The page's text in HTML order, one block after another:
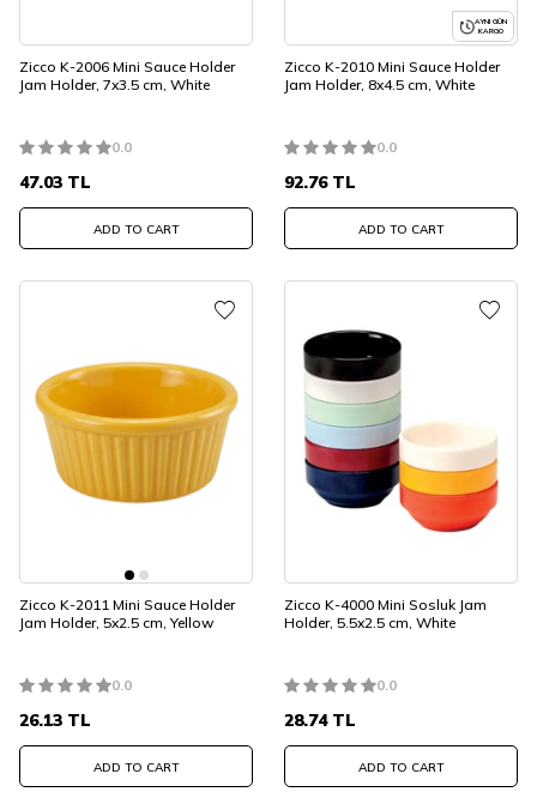
Zicco K-2006 Mini Sauce Holder
Jam Holder, 7x3.5 cm, White
0.0
47.03 TL
ADD TO CART
AYNI GÜN
KARGO
Zicco K-2010 Mini Sauce Holder
Jam Holder, 8x4.5 cm, White
0.0
92.76TL
ADD TO CART
Zicco K-2011 Mini Sauce Holder
Jam Holder, 5x2.5 cm, Yellow
0.0
26.13 TL
ADD TO CART
Zicco K-4000 Mini Sosluk Jam
Holder, 5.5x2.5 cm, White
0.0
28.74TL
ADD TO CART